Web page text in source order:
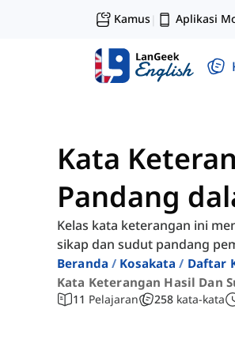
Kamus| Aplikasi
Kata
Pandang
Kelas kata keterangan ini
sikap dan sudut pandang
Beranda Kosakata
Daftar
Kata Keterangan Hasil Dan
11 Pelajaran 258 kata-kata